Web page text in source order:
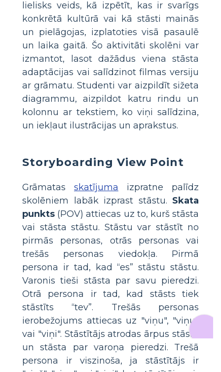
lielisks veids, kā izpētīt, kas ir svarīgs
konkrētā kultūrā vai kā stāsti mainās
un pielāgojas, izplatoties visā pasaulē
un laika gaitā. Šo aktivitāti skolēni var
izmantot, lasot dažādus viena stāsta
adaptācijas vai salīdzinot filmas versiju
ar grāmatu. Studenti var aizpildīt sižeta
diagrammu, aizpildot katru rindu un
kolonnu ar tekstiem, ko viņi salīdzina,
un iekļaut ilustrācijas un aprakstus.
Storyboarding View Point
Grāmatas skatījuma izpratne palīdz
skolēniem labāk izprast stāstu. Skata
punkts (POV) attiecas uz to, kurš stāsta
vai stāsta stāstu. Stāstu var stāstīt no
pirmās personas, otrās personas vai
trešās personas viedokļa. Pirmā
persona ir tad, kad “es” stāstu stāstu.
Varonis tieši stāsta par savu pieredzi.
Otrā persona ir tad, kad stāsts tiek
stāstīts “tev”. Trešās personas
ierobežojums attiecas uz "viņu", "viņu"
vai "viņi". Stāstītājs atrodas ārpus stāsta
un stāsta par varoņa pieredzi. Trešā
persona ir viszinoša, ja stāstītājs ir